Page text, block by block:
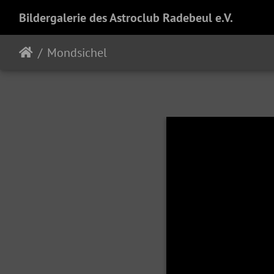
Bildergalerie des Astroclub Radebeul e.V.
Mondsichel